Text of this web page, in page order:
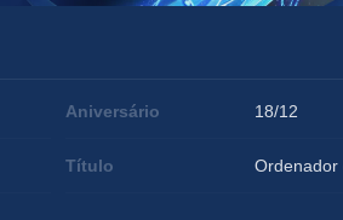
Aniversário 18/12
Título Ordenador